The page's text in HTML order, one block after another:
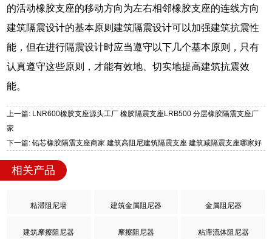
的活动橡胶支座的移动方向为左右相邻橡胶支座的连线方向
建筑隔震设计的基本原则建筑隔震设计可以加强建筑抗震性
能，但在进行隔震设计时应当遵守以下几个基本原则，只有
认真遵守这些原则，才能有效地、切实地提高建筑抗震效
能。
上一篇: LNR600橡胶支座源头工厂 橡胶隔震支座LRB500 分层橡胶隔震支座厂
家
下一篇: 铅芯橡胶隔震支座商家 建筑高阻尼建筑隔震支座 建筑减隔震支座哪家好
相关产品
粘滞阻尼墙 建筑金属阻尼器 金属阻尼器
建筑摩擦阻尼器 摩擦阻尼器 粘滞流体阻尼器